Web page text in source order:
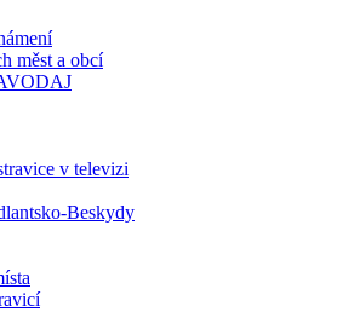
měst a obcí
v televizi
Beskydy